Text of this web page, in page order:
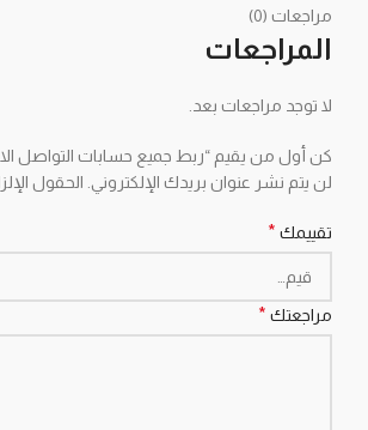
مراجعات (0)
المراجعات
لا توجد مراجعات بعد.
كن أول من يقيم “ربط جميع حسابات التواصل
لن يتم نشر عنوان بريدك الإلكتروني. الحقول
تقييمك *
مراجعتك *